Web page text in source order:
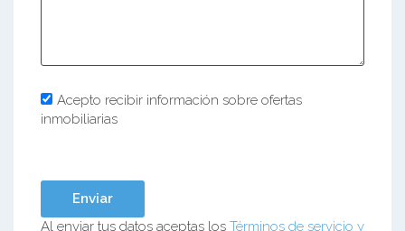
Acepto recibir información sobre ofertas
inmobiliarias
Al enviar tus datos aceptas los Términos de servicio y